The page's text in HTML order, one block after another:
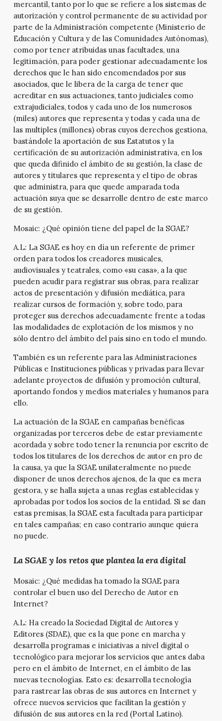
mercantil, tanto por lo que se refiere a los sistemas de
autorización y control permanente de su actividad por
parte de la Administración competente (Ministerio de
Educación y Cultura y de las Comunidades Autónomas),
como por tener atribuidas unas facultades, una
legitimación, para poder gestionar adecuadamente los
derechos que le han sido encomendados por sus
asociados, que le libera de la carga de tener que
acreditar en sus actuaciones, tanto judiciales como
extrajudiciales, todos y cada uno de los numerosos
(miles) autores que representa y todas y cada una de
las multiples (millones) obras cuyos derechos gestiona,
bastándole la aportación de sus Estatutos y la
certificación de su autorización administrativa, en los
que queda difinido el ámbito de su gestión, la clase de
autores y titulares que representa y el tipo de obras
que administra, para que quede amparada toda
actuación suya que se desarrolle dentro de este marco
de su gestión.
Mosaic: ¿Qué opinión tiene del papel de la SGAE?
A.L: La SGAE es hoy en día un referente de primer
orden para todos los creadores musicales,
audiovisuales y teatrales, como «su casa», a la que
pueden acudir para registrar sus obras, para realizar
actos de presentación y difusión mediática, para
realizar cursos de formación y, sobre todo, para
proteger sus derechos adecuadamente frente a todas
las modalidades de explotación de los mismos y no
sólo dentro del ámbito del país sino en todo el mundo.
También es un referente para las Administraciones
Públicas e Instituciones públicas y privadas para llevar
adelante proyectos de difusión y promoción cultural,
aportando fondos y medios materiales y humanos para
ello.
La actuación de la SGAE en campañas benéficas
organizadas por terceros debe de estar previamente
acordada y sobre todo tener la renuncia por escrito de
todos los titulares de los derechos de autor en pro de
la causa, ya que la SGAE unilateralmente no puede
disponer de unos derechos ajenos, de la que es mera
gestora, y se halla sujeta a unas reglas establecidas y
aprobadas por todos los socios de la entidad. Si se dan
estas premisas, la SGAE esta facultada para participar
en tales campañas; en caso contrario aunque quiera
no puede.
La SGAE y los retos que plantea la era digital
Mosaic: ¿Qué medidas ha tomado la SGAE para
controlar el buen uso del Derecho de Autor en
Internet?
A.L: Ha creado la Sociedad Digital de Autores y
Editores (SDAE), que es la que pone en marcha y
desarrolla programas e iniciativas a nivel digital o
tecnológico para mejorar los servicios que antes daba
pero en el ámbito de Internet, en el ámbito de las
nuevas tecnologías. Esto es: desarrolla tecnología
para rastrear las obras de sus autores en Internet y
ofrece nuevos servicios que facilitan la gestión y
difusión de sus autores en la red (Portal Latino).